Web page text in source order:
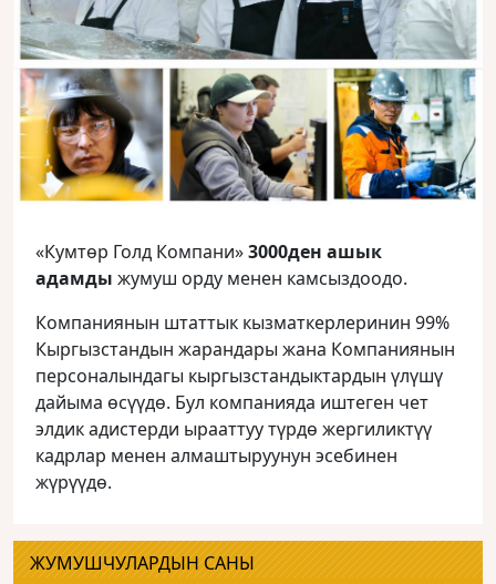
«Кумтөр Голд Компани»3000ден ашык
адамды жумуш орду менен камсыздоодо.
Компаниянын штаттык кызматкерлеринин 99%
Кыргызстандын жарандары жана Компаниянын
персоналындагы кыргызстандыктардын үлүшү
дайыма өсүүдө. Бул компанияда иштеген чет
элдик адистерди ырааттуу түрдө жергиликтүү
кадрлар менен алмаштыруунун эсебинен
жүрүүдө.
ЖУМУШЧУЛАРДЫН САНЫ